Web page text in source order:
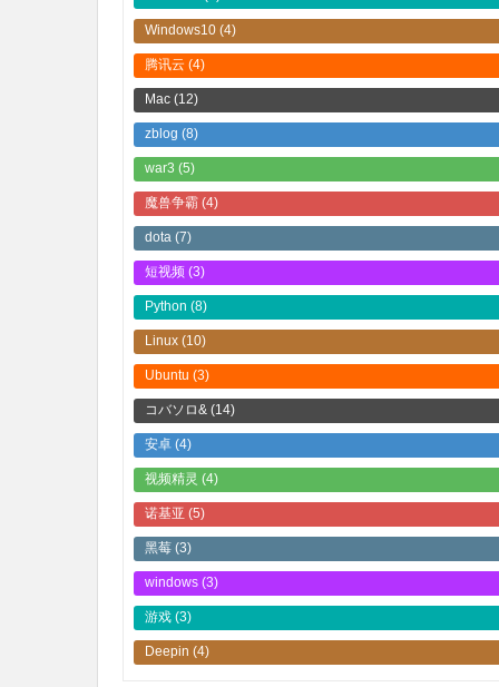
Windows10 (4)
腾讯云 (4)
Mac (12)
zblog (8)
war3 (5)
魔兽争霸 (4)
dota (7)
短视频 (3)
Python (8)
Linux (10)
Ubuntu (3)
コバソロ& (14)
安卓 (4)
视频精灵 (4)
诺基亚 (5)
黑莓 (3)
windows (3)
游戏 (3)
Deepin (4)